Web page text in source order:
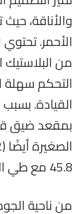
الأحمر.
من
التحكم سهلة
القيادة.
بمقعد ضيق
45.8 مع طي المقاعد الخلفية) تعكس حجمها المدمج.